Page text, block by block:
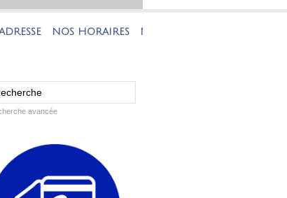
NOS HORAIRES NOTRE MAIL
avancée